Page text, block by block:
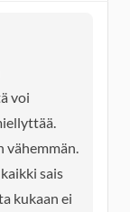
voi
vähemmän.
sais
kukaan ei